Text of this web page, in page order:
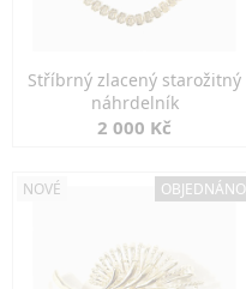
Stříbrný zlacený starožitný
náhrdelník
2 000 Kč
NOVÉ OBJEDNÁNO